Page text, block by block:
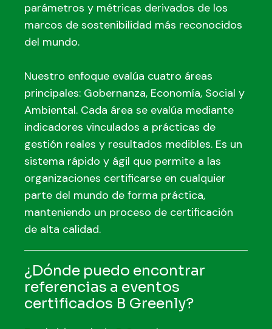
parámetros y métricas derivados de los
marcos de sostenibilidad más reconocidos
del mundo.
Nuestro enfoque evalúa cuatro áreas
principales: Gobernanza, Economía, Social y
Ambiental. Cada área se evalúa mediante
indicadores vinculados a prácticas de
gestión reales y resultados medibles. Es un
sistema rápido y ágil que permite a las
organizaciones certificarse en cualquier
parte del mundo de forma práctica,
manteniendo un proceso de certificación
de alta calidad.
¿Dónde puedo encontrar
referencias a eventos
certificados B Greenly?